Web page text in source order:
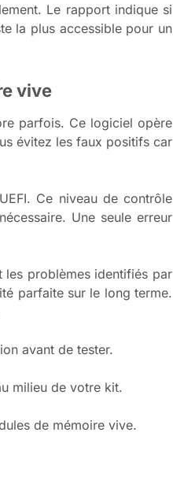
Le rapport indique si
la plus accessible pour un
vive
parfois. Ce logiciel opère
évitez les faux positifs car
Ce niveau de contrôle
Une seule erreur
les problèmes identifiés par
parfaite sur le long terme.
avant de tester.
milieu de votre kit.
de mémoire vive.